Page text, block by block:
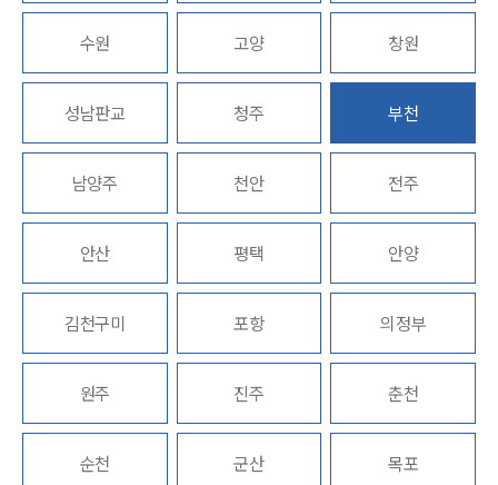
업무분야
전체
구성원 소개
소식/자료
언론보도
공지사항
법률 블로그
법률서식
세미나
수원 고양 창원
성남판교 청주 부천
남양주 천안 전주
안산 평택 안양
김천구미 포항 의정부
원주 진주 춘천
순천 군산 목포